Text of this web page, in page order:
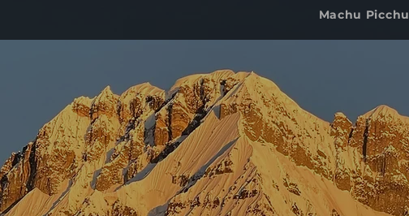
Machu Picchu